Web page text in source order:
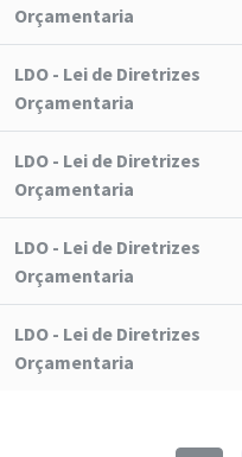
Orçamentaria
LDO - Lei de Diretrizes
Orçamentaria
LDO - Lei de Diretrizes
Orçamentaria
LDO - Lei de Diretrizes
Orçamentaria
LDO - Lei de Diretrizes
Orçamentaria